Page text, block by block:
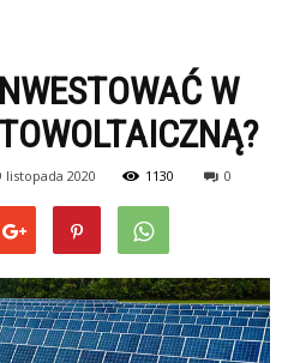
W
listopada 2020 1130 0